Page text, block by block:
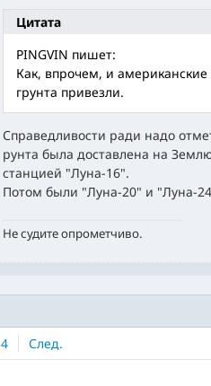
Цитата
PINGVIN пишет:
Как, впрочем, и
грунта привезли.
Справедливости ради надо
рунта была доставлена на
станцией "Луна-16".
Потом были "Луна-20" и "Луна-
Не судите опрометчиво.
4 След.